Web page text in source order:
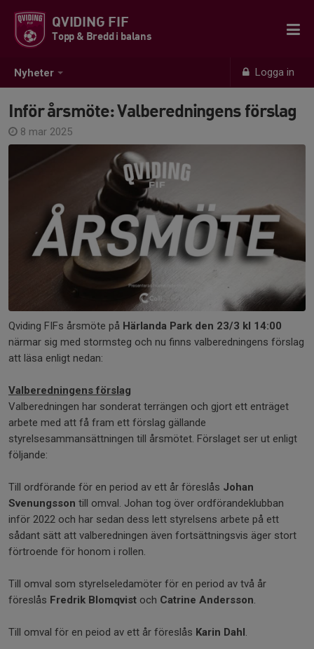
Nyheter Logga in
QVIDING FIF
Topp & Bredd i balans
Inför årsmöte: Valberedningens förslag
8 mar 2025
Qviding FIFs årsmöte på Härlanda Park den 23/3 kl 14:00
närmar sig med stormsteg och nu finns valberedningens förslag
att läsa enligt nedan:
Valberedningens förslag
Valberedningen har sonderat terrängen och gjort ett enträget
arbete med att få fram ett förslag gällande
styrelsesammansättningen till årsmötet. Förslaget ser ut enligt
följande:
Till ordförande för en period av ett år föreslås Johan
Svenungsson till omval. Johan tog över ordförandeklubban
inför 2022 och har sedan dess lett styrelsens arbete på ett
sådant sätt att valberedningen även fortsättningsvis äger stort
förtroende för honom i rollen.
Till omval som styrelseledamöter för en period av två år
föreslås Fredrik Blomqvist och Catrine Andersson.
Till omval för en peiod av ett år föreslås Karin Dahl.